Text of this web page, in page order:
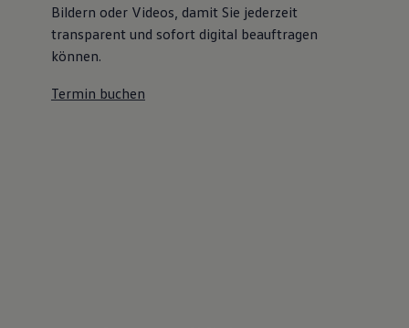
Bildern oder Videos, damit Sie jederzeit
transparent und sofort digital beauftragen
können.
Termin buchen